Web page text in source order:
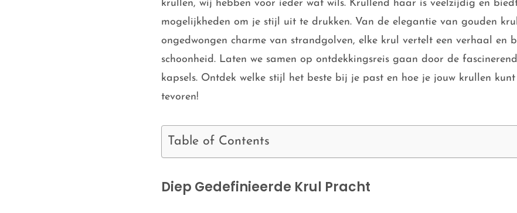
krullen, wij hebben voor ieder wat wils. Krullend haar is veelzijdig en
mogelijkheden om je stijl uit te drukken. Van de elegantie van gouden
ongedwongen charme van strandgolven, elke krul vertelt een verhaal en
schoonheid. Laten we samen op ontdekkingsreis gaan door de
kapsels. Ontdek welke stijl het beste bij je past en hoe je jouw krullen
tevoren!
Table of Contents
Diep Gedefinieerde Krul Pracht